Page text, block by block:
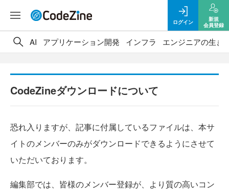
ログイン
新規
会員登録
AI アプリケーション開発 インフラ エンジニアの生き
CodeZineダウンロードについて
恐れ入りますが、記事に付属しているファイルは、本サ
イトのメンバーのみがダウンロードできるようにさせて
いただいております。
編集部では、皆様のメンバー登録が、より質の高いコン